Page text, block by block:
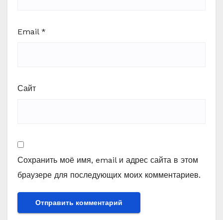
Email *
Сайт
Сохранить моё имя, email и адрес сайта в этом
браузере для последующих моих комментариев.